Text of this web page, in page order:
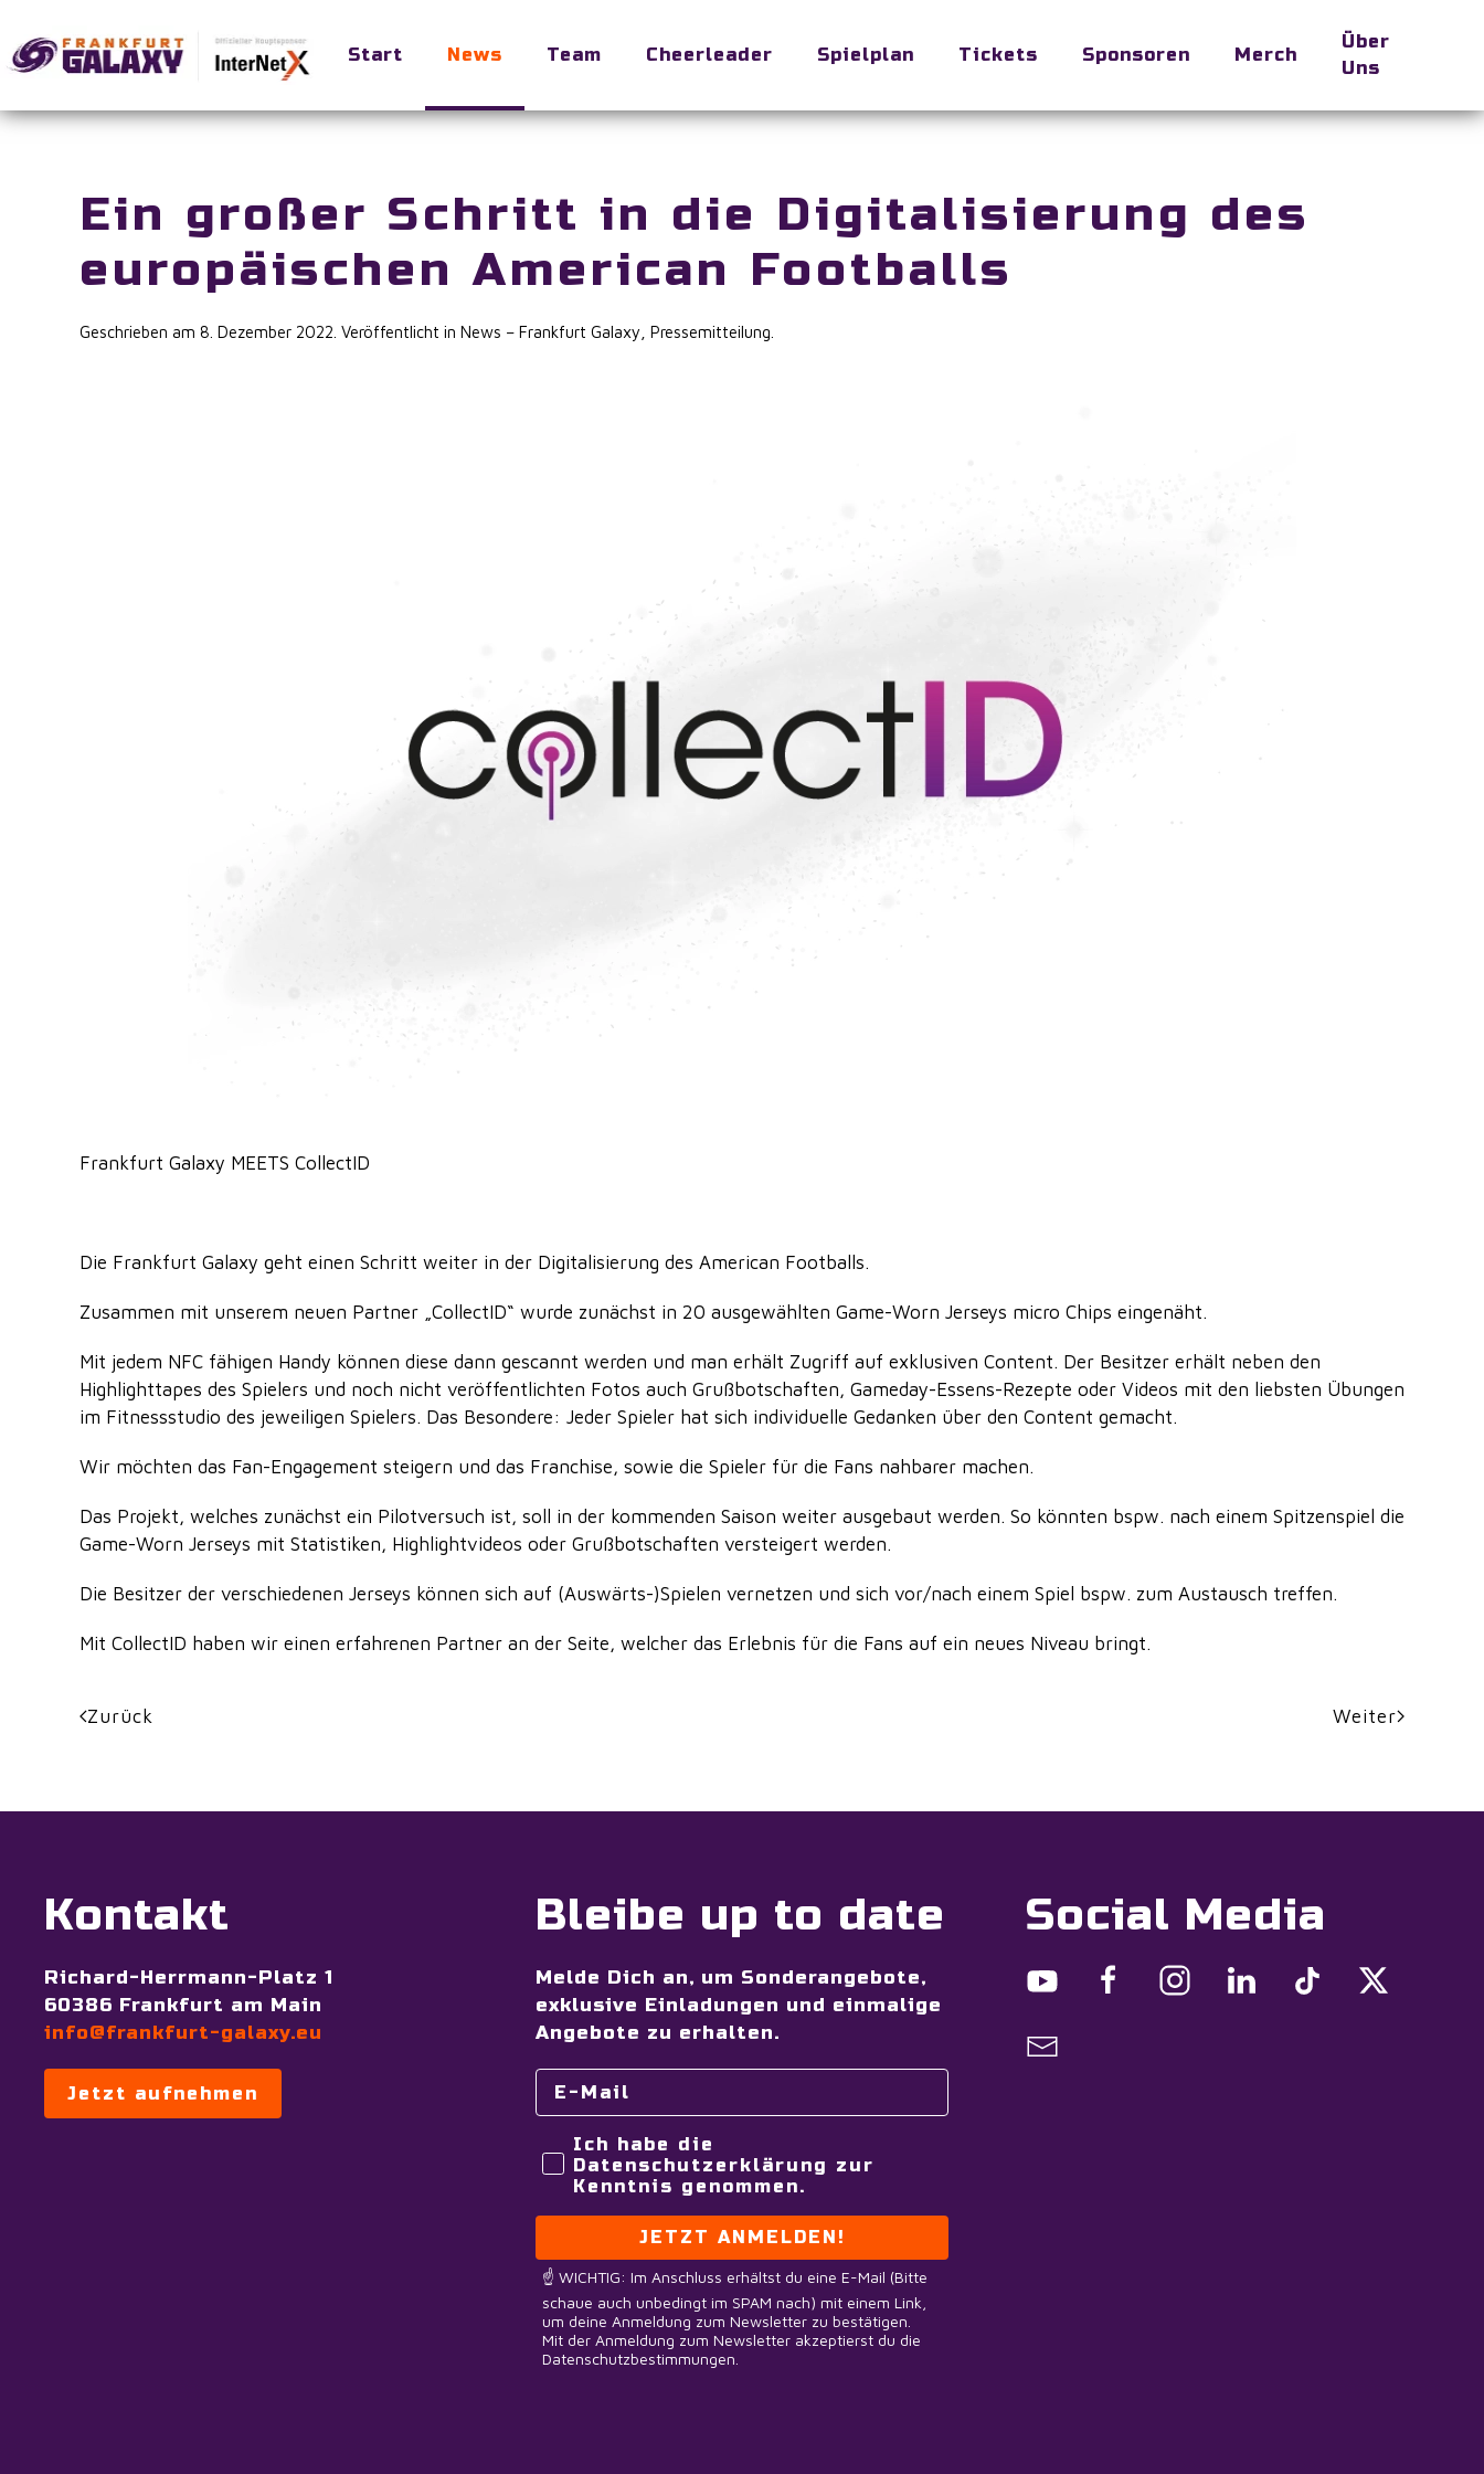
Skip to main content Start News Team Cheerleader Spielplan Tickets Sponsoren Merch
Über
Uns
Ein großer Schritt in die Digitalisierung des
europäischen American Footballs
Geschrieben am 8. Dezember 2022 . Veröffentlicht in News – Frankfurt Galaxy Pressemitteilung
Frankfurt Galaxy MEETS CollectID
Die Frankfurt Galaxy geht einen Schritt weiter in der Digitalisierung des American Footballs.
Zusammen mit unserem neuen Partner „CollectID“ wurde zunächst in 20 ausgewählten Game-Worn Jerseys micro Chips eingenäht.
Mit jedem NFC fähigen Handy können diese dann gescannt werden und man erhält Zugriff auf exklusiven Content. Der Besitzer erhält neben den
Highlighttapes des Spielers und noch nicht veröffentlichten Fotos auch Grußbotschaften, Gameday-Essens-Rezepte oder Videos mit den liebsten Übungen
im Fitnessstudio des jeweiligen Spielers. Das Besondere: Jeder Spieler hat sich individuelle Gedanken über den Content gemacht.
Wir möchten das Fan-Engagement steigern und das Franchise, sowie die Spieler für die Fans nahbarer machen.
Das Projekt, welches zunächst ein Pilotversuch ist, soll in der kommenden Saison weiter ausgebaut werden. So könnten bspw. nach einem Spitzenspiel die
Game-Worn Jerseys mit Statistiken, Highlightvideos oder Grußbotschaften versteigert werden.
Die Besitzer der verschiedenen Jerseys können sich auf (Auswärts-)Spielen vernetzen und sich vor/nach einem Spiel bspw. zum Austausch treffen.
Mit CollectID haben wir einen erfahrenen Partner an der Seite, welcher das Erlebnis für die Fans auf ein neues Niveau bringt.
Zurück Weiter
Kontakt
Richard-Herrmann-Platz 1
60386 Frankfurt am Main
info@frankfurt-galaxy.eu
Jetzt aufnehmen
Bleibe up to date
Melde Dich an, um Sonderangebote,
exklusive Einladungen und einmalige
Angebote zu erhalten.
Ich habe die
Datenschutzerklärung zur
Kenntnis genommen.
JETZT ANMELDEN!
☝️ WICHTIG: Im Anschluss erhältst du eine E-Mail (Bitte
schaue auch unbedingt im SPAM nach) mit einem Link,
um deine Anmeldung zum Newsletter zu bestätigen.
Mit der Anmeldung zum Newsletter akzeptierst du die
Datenschutzbestimmungen.
Social Media